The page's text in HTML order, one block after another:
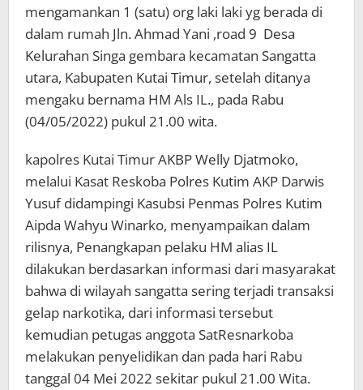
mengamankan 1 (satu) org laki laki yg berada di
dalam rumah Jln. Ahmad Yani ,road 9 Desa
Kelurahan Singa gembara kecamatan Sangatta
utara, Kabupaten Kutai Timur, setelah ditanya
mengaku bernama HM Als IL., pada Rabu
(04/05/2022) pukul 21.00 wita.
kapolres Kutai Timur AKBP Welly Djatmoko,
melalui Kasat Reskoba Polres Kutim AKP Darwis
Yusuf didampingi Kasubsi Penmas Polres Kutim
Aipda Wahyu Winarko, menyampaikan dalam
rilisnya, Penangkapan pelaku HM alias IL
dilakukan berdasarkan informasi dari masyarakat
bahwa di wilayah sangatta sering terjadi transaksi
gelap narkotika, dari informasi tersebut
kemudian petugas anggota SatResnarkoba
melakukan penyelidikan dan pada hari Rabu
tanggal 04 Mei 2022 sekitar pukul 21.00 Wita.